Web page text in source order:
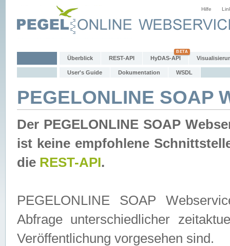
Hilfe
Überblick REST-API HyDAS-API
User's Guide Dokumentation WSDL
PEGELONLINE SOAP
Der PEGELONLINE SOAP
ist keine empfohlene
die REST-API.
PEGELONLINE SOAP
Abfrage unterschiedlicher
Veröffentlichung vorgesehen sind.